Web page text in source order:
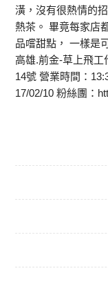
潢，沒有很熱情的
熱茶。 畢竟每家店
品嚐甜點， 一樣是
高雄.前金-草上飛工
14號 營業時間：
17/02/10 粉絲團：